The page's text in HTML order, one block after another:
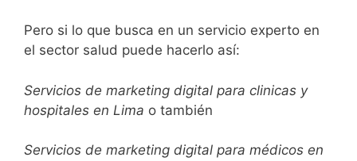
Pero si lo que busca en un servicio experto en
el sector salud puede hacerlo así:
Servicios de marketing digital para clinicas y
hospitales en Lima o también
Servicios de marketing digital para médicos en